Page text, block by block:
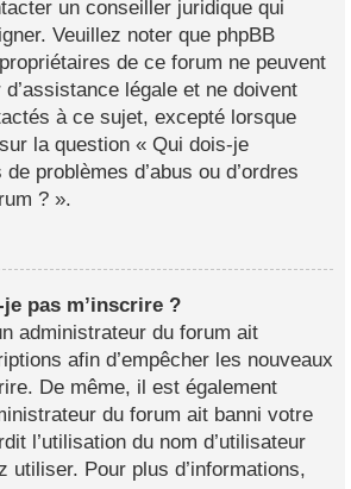
un conseiller juridique qui
Veuillez noter que phpBB
de ce forum ne peuvent
légale et ne doivent
à ce sujet, excepté lorsque
la question « Qui dois-je
problèmes d’abus ou d’ordres
? ».
pas m’inscrire ?
administrateur du forum ait
afin d’empêcher les nouveaux
De même, il est également
du forum ait banni votre
l’utilisation du nom d’utilisateur
utiliser. Pour plus d’informations,